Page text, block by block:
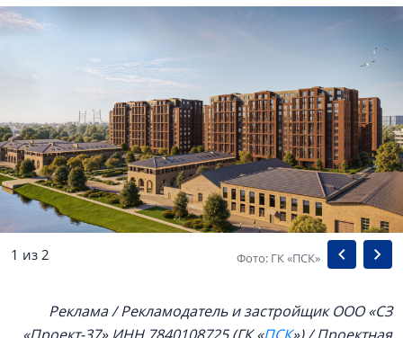
1 из 2 Фото: ГК «ПСК»
Реклама / Рекламодатель и застройщик ООО «СЗ